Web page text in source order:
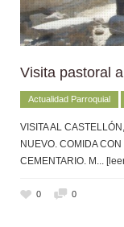
Visita pastoral
Actualidad Parroquial
VISITA AL
NUEVO. COMIDA
CEMENTARIO. M...
0 0